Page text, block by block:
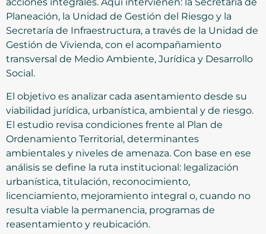
Planeación, la Unidad de Gestión del Riesgo y la
Secretaría de Infraestructura, a través de la Unidad de
Gestión de Vivienda, con el acompañamiento
transversal de Medio Ambiente, Jurídica y Desarrollo
Social.
El objetivo es analizar cada asentamiento desde su
viabilidad jurídica, urbanística, ambiental y de riesgo.
El estudio revisa condiciones frente al Plan de
Ordenamiento Territorial, determinantes
ambientales y niveles de amenaza. Con base en ese
análisis se define la ruta institucional: legalización
urbanística, titulación, reconocimiento,
licenciamiento, mejoramiento integral o, cuando no
resulta viable la permanencia, programas de
reasentamiento y reubicación.